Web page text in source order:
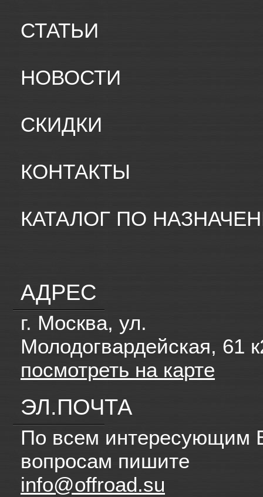
СТАТЬИ
НОВОСТИ
СКИДКИ
КОНТАКТЫ
КАТАЛОГ ПО
АДРЕС
г. Москва, ул.
Молодогвардейская, 61
посмотреть на карте
ЭЛ.ПОЧТА
По всем интересующим
вопросам пишите
info@offroad.su